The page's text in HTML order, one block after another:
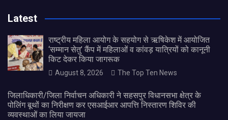
Latest
राष्ट्रीय महिला आयोग के सहयोग से ऋषिकेश में आयोजित
‘सम्मान सेतु’ कैंप में महिलाओं व कांवड़ यात्रियों को कानूनी
किट देकर किया जागरूक
August 8, 2026 The Top Ten News
जिलाधिकारी/जिला निर्वाचन अधिकारी ने सहसपुर विधानसभा क्षेत्र के
पोलिंग बूथों का निरीक्षण कर एसआईआर आपत्ति निस्तारण शिविर की
व्यवस्थाओं का लिया जायजा